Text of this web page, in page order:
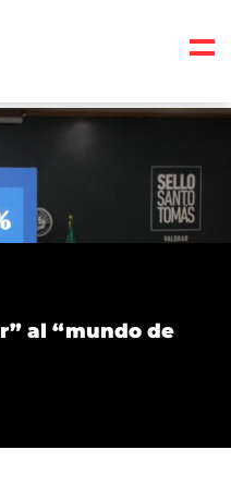
al “mundo de